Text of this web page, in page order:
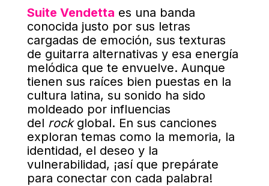
Suite Vendetta es una banda
conocida justo por sus letras
cargadas de emoción, sus texturas
de guitarra alternativas y esa energía
melódica que te envuelve. Aunque
tienen sus raíces bien puestas en la
cultura latina, su sonido ha sido
moldeado por influencias
del rockglobal. En sus canciones
exploran temas como la memoria, la
identidad, el deseo y la
vulnerabilidad, ¡así que prepárate
para conectar con cada palabra!